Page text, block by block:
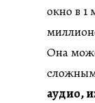
окно в 1
Она
аудио,